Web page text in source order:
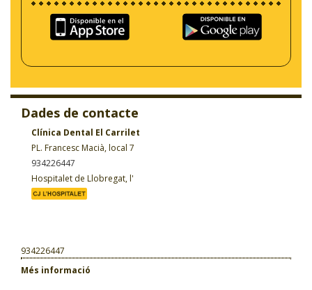
Dades de contacte
Clínica Dental El Carrilet
PL. Francesc Macià, local 7
934226447
Hospitalet de Llobregat, l'
934226447
Més informació